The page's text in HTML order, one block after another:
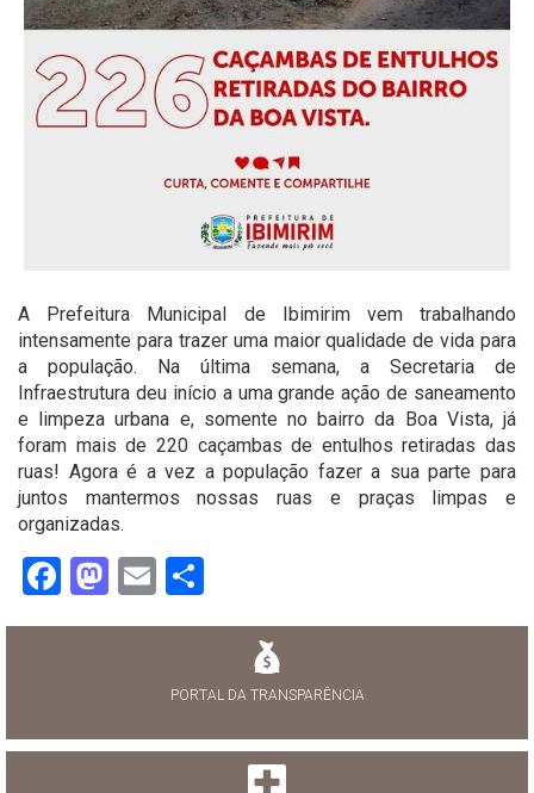
A Prefeitura Municipal de Ibimirim vem trabalhando
intensamente para trazer uma maior qualidade de vida para
a população. Na última semana, a Secretaria de
Infraestrutura deu início a uma grande ação de saneamento
e limpeza urbana e, somente no bairro da Boa Vista, já
foram mais de 220 caçambas de entulhos retiradas das
ruas! Agora é a vez a população fazer a sua parte para
juntos mantermos nossas ruas e praças limpas e
organizadas.
Facebook
Mastodon
Email
PORTAL DA TRANSPARÊNCIA